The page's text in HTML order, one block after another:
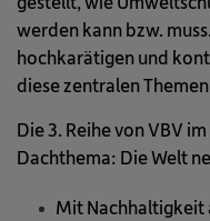
werden kann bzw.
hochkarätigen und
diese zentralen
Die 3. Reihe von VBV
Dachthema: Die Welt
Mit Nachhaltigkeit